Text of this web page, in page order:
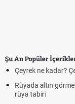
Şu An Popüler
Çeyrek ne kadar?
Rüyada altın
rüya tabiri